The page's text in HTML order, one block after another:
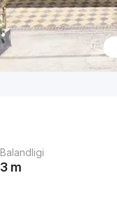
Balandligi
3 m